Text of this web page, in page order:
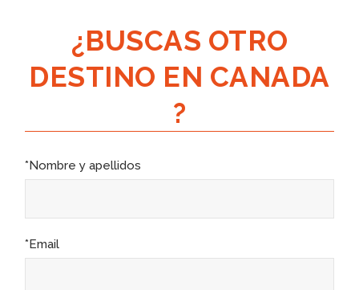
¿BUSCAS OTRO
DESTINO EN CANADA
?
*Nombre y apellidos
*Email